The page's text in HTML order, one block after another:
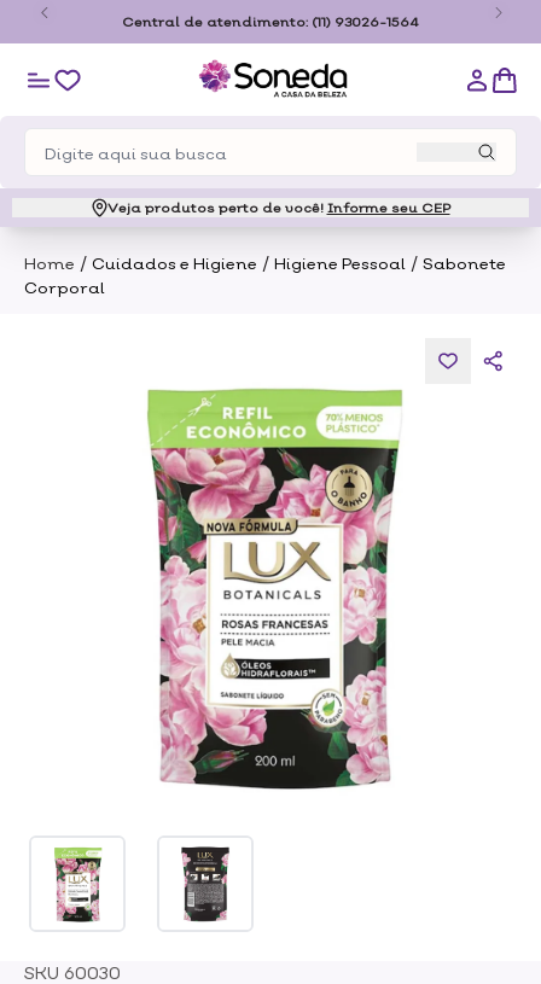
Central de atendimento: (11) 93026-1564
Veja produtos perto de você! Informe seu CEP
Home / Cuidados e Higiene / Higiene Pessoal / Sabonete
Corporal
SKU 60030